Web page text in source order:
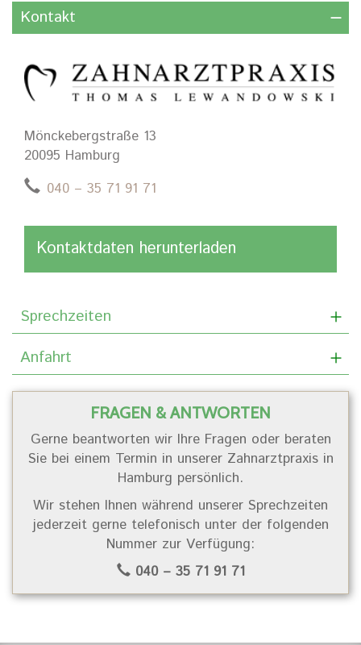
Kontakt
Mönckebergstraße 13
20095 Hamburg
040 – 35 71 91 71
Kontaktdaten herunterladen
Sprechzeiten
Anfahrt
FRAGEN & ANTWORTEN
Gerne beantworten wir Ihre Fragen oder beraten
Sie bei einem Termin in unserer Zahnarztpraxis in
Hamburg persönlich.
Wir stehen Ihnen während unserer Sprechzeiten
jederzeit gerne telefonisch unter der folgenden
Nummer zur Verfügung:
040 – 35 71 91 71